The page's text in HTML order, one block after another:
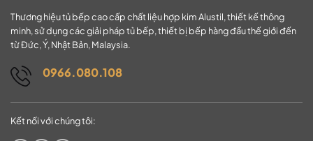
Thương hiệu tủ bếp cao cấp chất liệu hợp kim Alustil, thiết kế thông
minh, sử dụng các giải pháp tủ bếp, thiết bị bếp hàng đầu thế giới đến
từ Đức, Ý, Nhật Bản, Malaysia.
0966.080.108
Kết nối với chúng tôi: